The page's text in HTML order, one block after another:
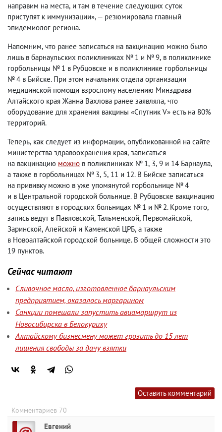
направим на места, и там в течение следующих суток
приступят к иммунизации», — резюмировала главный
эпидемиолог региона.
Напомним, что ранее записаться на вакцинацию можно было
лишь в барнаульских поликлиниках № 1 и № 9, в поликлинике
горбольницы № 1 в Рубцовске и в поликлинике горбольницы
№ 4 в Бийске. При этом начальник отдела организации
медицинской помощи взрослому населению Минздрава
Алтайского края Жанна Вахлова ранее заявляла, что
оборудование для хранения вакцины «Спутник V» есть на 80%
территорий.
Теперь, как следует из информации, опубликованной на сайте
министерства здравоохранения края, записаться
на вакцинацию можно в поликлиниках № 1, 3, 9 и 14 Барнаула,
а также в горбольницах № 3, 5, 11 и 12. В Бийске записаться
на прививку можно в уже упомянутой горбольнице № 4
и в Центральной городской больнице. В Рубцовске вакцинацию
осуществляют в городских больницах № 1 и № 2. Кроме того,
запись ведут в Павловской, Тальменской, Первомайской,
Заринской, Алейской и Каменской ЦРБ, а также
в Новоалтайской городской больнице. В общей сложности это
19 пунктов.
Сейчас читают
Сливочное масло, изготовленное барнаульским
предприятием, оказалось маргарином
Санкции помешали запустить авиамаршрут из
Новосибирска в Белокуриху
Алтайскому бизнесмену может грозить до 15 лет
лишения свободы за дачу взятки
Оставить комментарий
Комментариев 70
Евгений